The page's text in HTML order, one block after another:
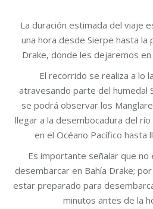
La duración estimada del viaje
una hora desde Sierpe hasta la
Drake, donde les dejaremos
El recorrido se realiza a lo
atravesando parte del humedal
se podrá observar los
llegar a la desembocadura del
en el Océano Pacífico hasta
Es importante señalar que no
desembarcar en Bahía Drake;
estar preparado para
minutos antes de la